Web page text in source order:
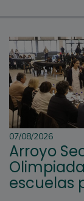
07/08/2026
Arroyo
escuelas